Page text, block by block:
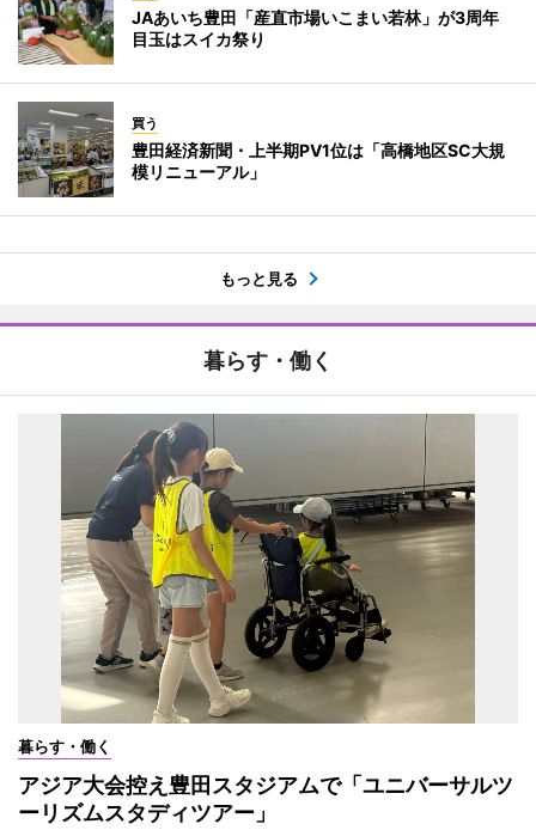
JAあいち豊田「産直市場いこまい若林」が3周年
目玉はスイカ祭り
買う
豊田経済新聞・上半期PV1位は「高橋地区SC大規
模リニューアル」
もっと見る
暮らす・働く
暮らす・働く
アジア大会控え豊田スタジアムで「ユニバーサルツ
ーリズムスタディツアー」